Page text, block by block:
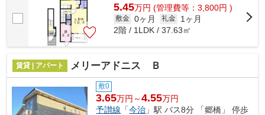
5.45万円 (管理費等：3,800円 )
敷金 0ヶ月 礼金
1ヶ月
2階 / 1LDK / 37.63㎡
賃貸 | アパート メリーアドニス Ｂ
敷0
3.65万円～4.55万円
予讃線 「今治 」駅 バス8分 「郷橋」 停歩